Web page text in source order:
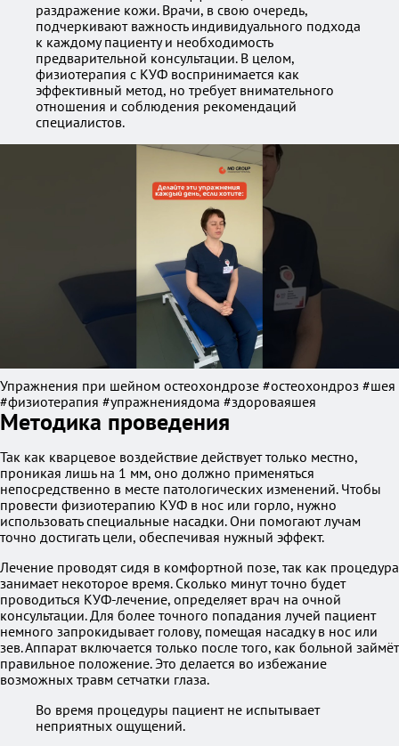
раздражение кожи. Врачи, в свою очередь,
подчеркивают важность индивидуального подхода
к каждому пациенту и необходимость
предварительной консультации. В целом,
физиотерапия с КУФ воспринимается как
эффективный метод, но требует внимательного
отношения и соблюдения рекомендаций
специалистов.
Упражнения при шейном остеохондрозе #остеохондроз #шея
#физиотерапия #упражнениядома #здороваяшея
Методика проведения
Так как кварцевое воздействие действует только местно,
проникая лишь на 1 мм, оно должно применяться
непосредственно в месте патологических изменений. Чтобы
провести физиотерапию КУФ в нос или горло, нужно
использовать специальные насадки. Они помогают лучам
точно достигать цели, обеспечивая нужный эффект.
Лечение проводят сидя в комфортной позе, так как процедура
занимает некоторое время. Сколько минут точно будет
проводиться КУФ-лечение, определяет врач на очной
консультации. Для более точного попадания лучей пациент
немного запрокидывает голову, помещая насадку в нос или
зев. Аппарат включается только после того, как больной займёт
правильное положение. Это делается во избежание
возможных травм сетчатки глаза.
Во время процедуры пациент не испытывает
неприятных ощущений.